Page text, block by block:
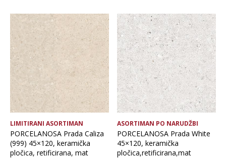
LIMITIRANI ASORTIMAN
PORCELANOSA Prada Caliza
(999) 45×120, keramička
pločica, retificirana, mat
ASORTIMAN PO NARUDŽBI
PORCELANOSA Prada White
45×120, keramička
pločica,retificirana,mat